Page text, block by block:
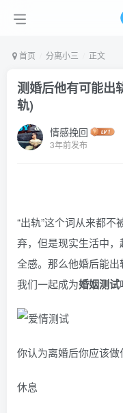
首页 分离小三 正文
测婚后他有可能出
轨)
情感挽回
3年前发布
“出轨”这个词从来都
弃，但是现实生活中
全感。那么他婚后能出
我们一起成为婚姻测试
你认为离婚后你应该做
休息